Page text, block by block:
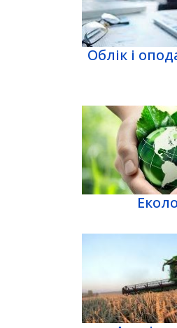
Облік і